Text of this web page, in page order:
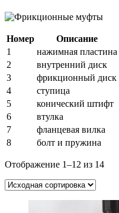
Номер Описание
1
нажимная пластина
2
внутренний диск
3
фрикционный диск
4
ступица
5
конический штифт
6
втулка
7
фланцевая вилка
8
болт и пружина
Отображение 1–12 из 14